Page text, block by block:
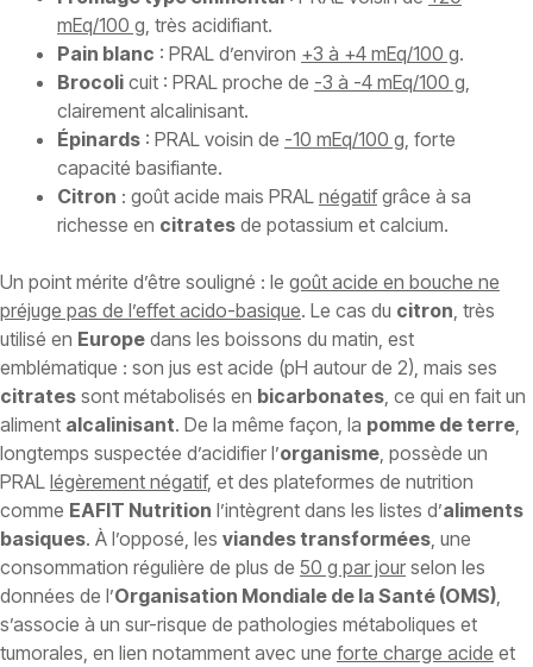
mEq/100 g , très acidifiant.
Pain blanc : PRAL d’environ +3 à +4 mEq/100 g.
Brocoli cuit : PRAL proche de -3 à -4 mEq/100 g
clairement alcalinisant.
Épinards : PRAL voisin de -10 mEq/100 g , forte
capacité basifiante.
Citron : goût acide mais PRAL négatifgrâce à sa
richesse en citrates de potassium et calcium.
Un point mérite d’être souligné : le goût acide en bouche ne
préjuge pas de l’effet acido-basique. Le cas du citron , très
utilisé en Europe dans les boissons du matin, est
emblématique : son jus est acide (pH autour de 2), mais ses
citrates sont métabolisés en bicarbonates , ce qui en fait un
aliment alcalinisant. De la même façon, la pomme de terre
longtemps suspectée d’acidifier l’organisme , possède un
PRAL légèrement négatif, et des plateformes de nutrition
comme EAFIT Nutrition l’intègrent dans les listes d’aliments
basiques. À l’opposé, les viandes transformées , une
consommation régulière de plus de 50 g par jour selon les
données de l’Organisation Mondiale de la Santé (OMS)
s’associe à un sur-risque de pathologies métaboliques et
tumorales, en lien notamment avec une forte charge acide et